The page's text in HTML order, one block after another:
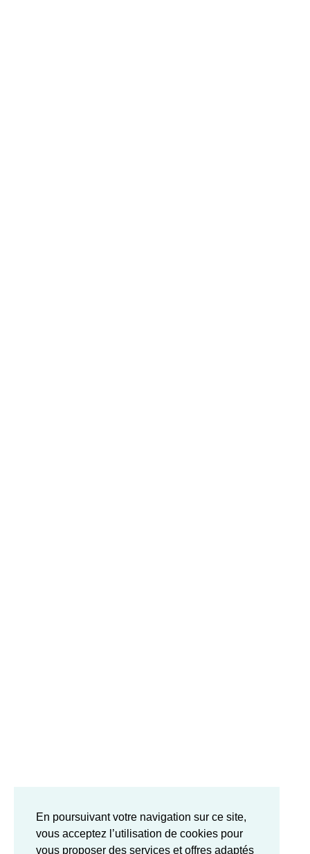
En poursuivant votre navigation sur ce site,
vous acceptez l’utilisation de cookies pour
vous proposer des services et offres adaptés